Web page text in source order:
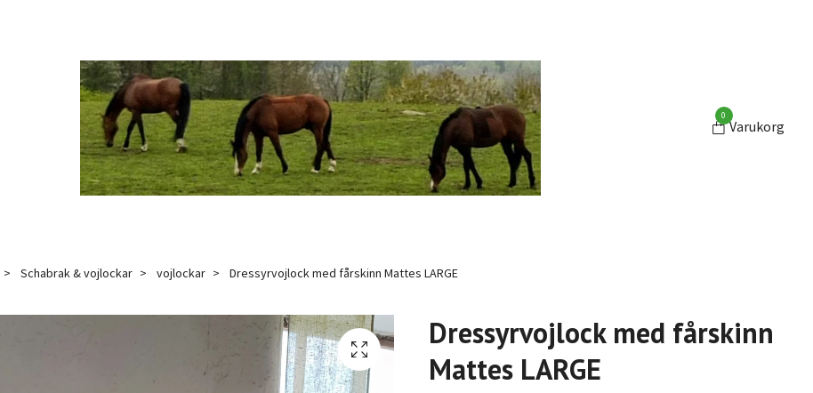
0
Varukorg
Schabrak & vojlockar vojlockar Dressyrvojlock med fårskinn Mattes LARGE
Dressyrvojlock med fårskinn
Mattes LARGE